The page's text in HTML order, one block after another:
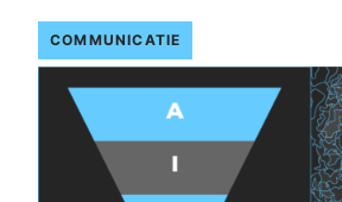
COMMUNICATIE